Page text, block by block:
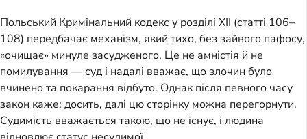
Польський Кримінальний кодекс у розділі XII (статті 106–
108) передбачає механізм, який тихо, без зайвого пафосу,
«очищає» минуле засудженого. Це не амністія й не
помилування — суд і надалі вважає, що злочин було
вчинено та покарання відбуто. Однак після певного часу
закон каже: досить, далі цю сторінку можна перегорнути.
Судимість вважається такою, що не існує, і людина